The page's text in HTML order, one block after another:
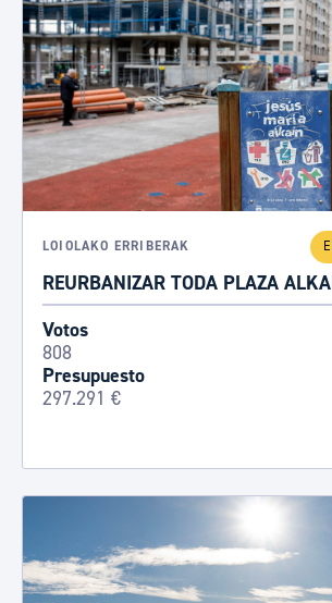
LOIOLAKO ERRIBERAK
REURBANIZAR TODA PLAZA
Votos
808
Presupuesto
297.291 €